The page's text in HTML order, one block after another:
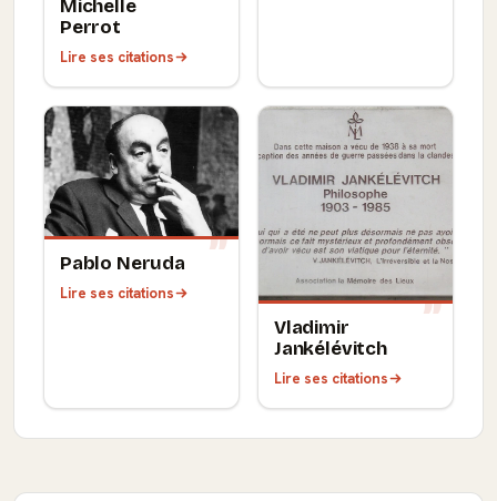
Michelle
Perrot
Lire ses citations
Pablo Neruda
Lire ses citations
Vladimir
Jankélévitch
Lire ses citations